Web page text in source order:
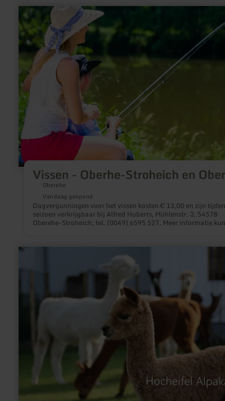
Vissen - Oberhe-Stroheich en
Oberehe
Vandaag geopend
Dagvergunningen voor het vissen kosten € 13,00 en zijn
seizoen verkrijgbaar bij Alfred Huberts, Mühlenstr. 3, 54578
Oberehe-Stroheich, tel. (0049) 6595 527. Meer informatie
meer
informatie
over:
Vissen
-
Oberhe-
Stroheich
Oberehe
meer